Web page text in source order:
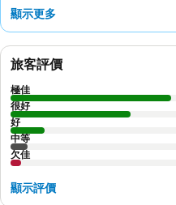
生噪音。
顯示更多
旅客評價
極佳
很好
好
中等
欠佳
顯示評價